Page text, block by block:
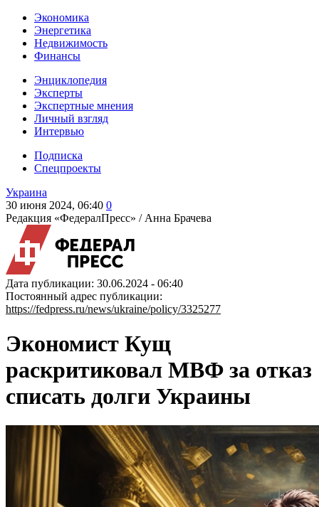
Экономика
Энергетика
Недвижимость
Финансы
Энциклопедия
Эксперты
Экспертные мнения
Личный взгляд
Интервью
Подписка
Спецпроекты
Украина
30 июня 2024, 06:40 0
Редакция «ФедералПресс» / Анна Брачева
Дата публикации: 30.06.2024 - 06:40
Постоянный адрес публикации:
https://fedpress.ru/news/ukraine/policy/3325277
Экономист Кущ
раскритиковал МВФ за отказ
списать долги Украины